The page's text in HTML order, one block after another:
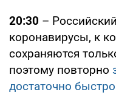
20:30 –
коронавирусы, к
сохраняются
поэтому повторно
достаточно